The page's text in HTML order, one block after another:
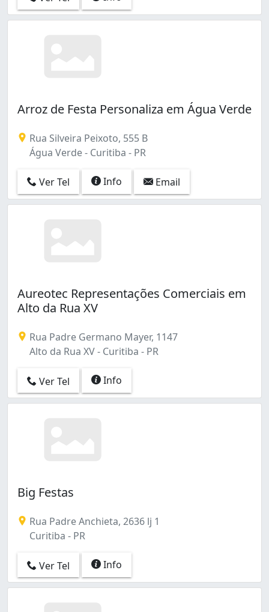
Arroz de Festa Personaliza em Água Verde
Rua Silveira Peixoto, 555 B
Água Verde - Curitiba - PR
Ver Tel Info Email
Aureotec Representações Comerciais em
Alto da Rua XV
Rua Padre Germano Mayer, 1147
Alto da Rua XV - Curitiba - PR
Ver Tel Info
Big Festas
Rua Padre Anchieta, 2636 lj 1
Curitiba - PR
Ver Tel Info